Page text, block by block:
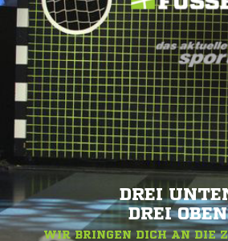
DREI
DREI
WIR BRINGEN DICH AN DIE